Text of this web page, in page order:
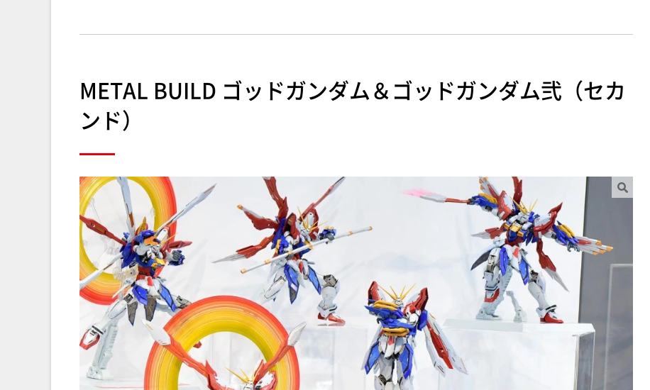
METAL BUILD ゴッドガンダム＆ゴッドガンダム弐（セカ
ンド）